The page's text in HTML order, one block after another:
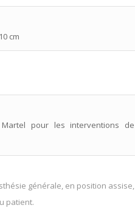
cm
pour les interventions de
générale, en position assise,
patient.